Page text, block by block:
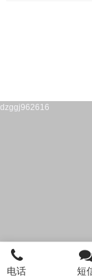
首页 注册
电话 短
dzggj962616